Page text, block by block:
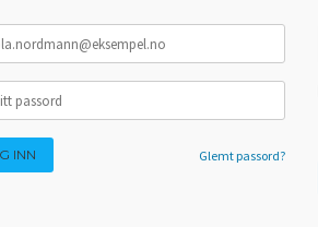
Glemt passord?